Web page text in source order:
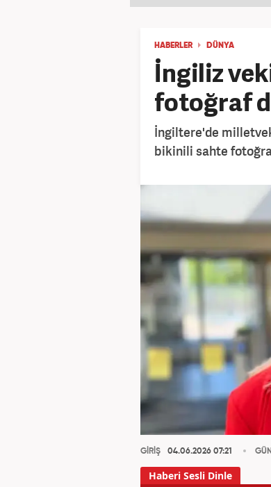
HABERLER DÜNYA
İngiliz
fotoğraf
İngiltere'de
bikinili sahte
GİRİŞ 04.06.2026 07:21